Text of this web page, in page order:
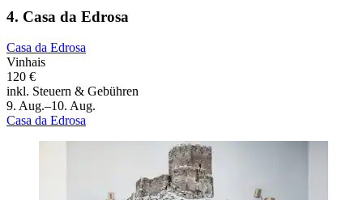
4. Casa da Edrosa
Casa da Edrosa
Vinhais
120 €
inkl. Steuern & Gebühren
9. Aug.–10. Aug.
Casa da Edrosa